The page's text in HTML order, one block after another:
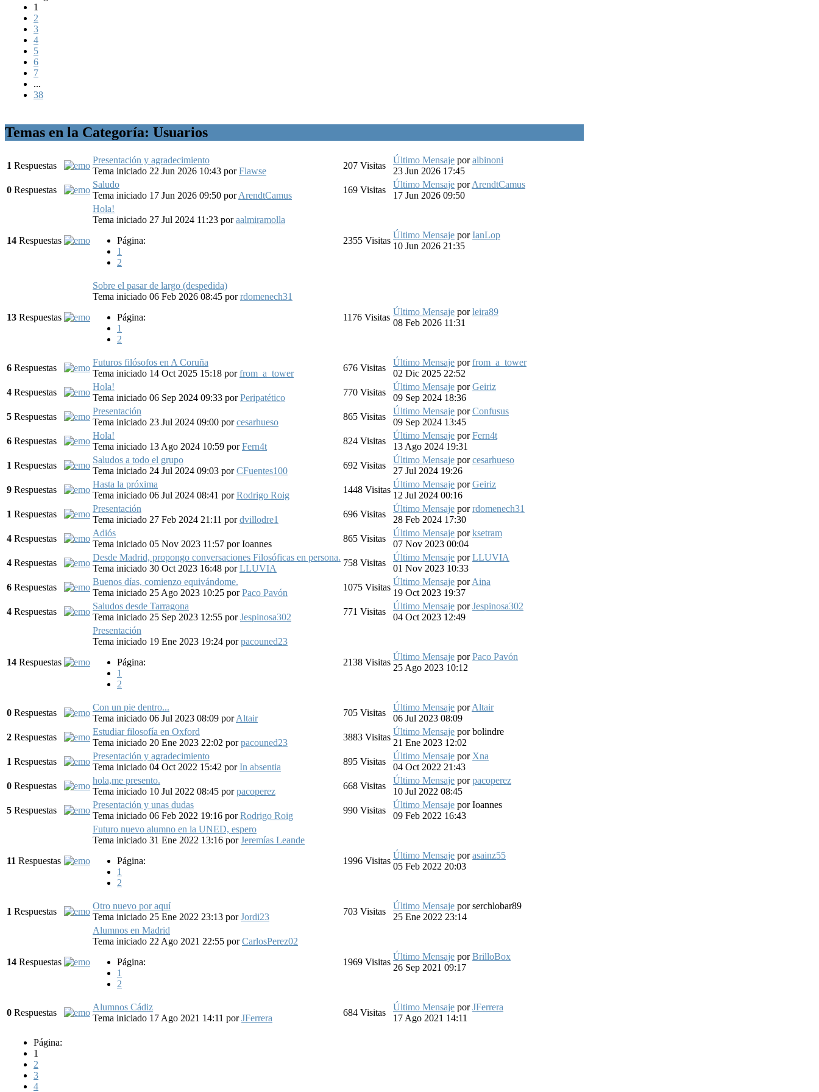
1
2
3
4
5
6
7
...
38
Temas en la Categoría: Usuarios
1 Respuestas
Presentación y agradecimiento
Tema iniciado 22 Jun 2026 10:43 porFlawse
207 Visitas
Último Mensaje poralbinoni
23 Jun 2026 17:45
0 Respuestas
Saludo
Tema iniciado 17 Jun 2026 09:50 porArendtCamus
169 Visitas
Último Mensaje porArendtCamus
17 Jun 2026 09:50
14 Respuestas
Hola!
Tema iniciado 27 Jul 2024 11:23 poraalmiramolla
Página:
1
2
2355 Visitas
Último Mensaje porIanLop
10 Jun 2026 21:35
13 Respuestas
Sobre el pasar de largo (despedida)
Tema iniciado 06 Feb 2026 08:45 porrdomenech31
Página:
1
2
1176 Visitas
Último Mensaje porleira89
08 Feb 2026 11:31
6 Respuestas
Futuros filósofos en A Coruña
Tema iniciado 14 Oct 2025 15:18 porfrom_a_tower
676 Visitas
Último Mensaje porfrom_a_tower
02 Dic 2025 22:52
4 Respuestas
Hola!
Tema iniciado 06 Sep 2024 09:33 porPeripatético
770 Visitas
Último Mensaje porGeiriz
09 Sep 2024 18:36
5 Respuestas
Presentación
Tema iniciado 23 Jul 2024 09:00 porcesarhueso
865 Visitas
Último Mensaje porConfusus
09 Sep 2024 13:45
6 Respuestas
Hola!
Tema iniciado 13 Ago 2024 10:59 porFern4t
824 Visitas
Último Mensaje porFern4t
13 Ago 2024 19:31
1 Respuestas
Saludos a todo el grupo
Tema iniciado 24 Jul 2024 09:03 porCFuentes100
692 Visitas
Último Mensaje porcesarhueso
27 Jul 2024 19:26
9 Respuestas
Hasta la próxima
Tema iniciado 06 Jul 2024 08:41 porRodrigo Roig
1448 Visitas
Último Mensaje porGeiriz
12 Jul 2024 00:16
1 Respuestas
Presentación
Tema iniciado 27 Feb 2024 21:11 pordvillodre1
696 Visitas
Último Mensaje porrdomenech31
28 Feb 2024 17:30
4 Respuestas
Adiós
Tema iniciado 05 Nov 2023 11:57 porIoannes
865 Visitas
Último Mensaje porksetram
07 Nov 2023 00:04
4 Respuestas
Desde Madrid, propongo conversaciones Filosóficas en persona.
Tema iniciado 30 Oct 2023 16:48 porLLUVIA
758 Visitas
Último Mensaje porLLUVIA
01 Nov 2023 10:33
6 Respuestas
Buenos días, comienzo equivándome.
Tema iniciado 25 Ago 2023 10:25 porPaco Pavón
1075 Visitas
Último Mensaje porAina
19 Oct 2023 19:37
4 Respuestas
Saludos desde Tarragona
Tema iniciado 25 Sep 2023 12:55 porJespinosa302
771 Visitas
Último Mensaje porJespinosa302
04 Oct 2023 12:49
14 Respuestas
Presentación
Tema iniciado 19 Ene 2023 19:24 porpacouned23
Página:
1
2
2138 Visitas
Último Mensaje porPaco Pavón
25 Ago 2023 10:12
0 Respuestas
Con un pie dentro...
Tema iniciado 06 Jul 2023 08:09 porAltair
705 Visitas
Último Mensaje porAltair
06 Jul 2023 08:09
2 Respuestas
Estudiar filosofía en Oxford
Tema iniciado 20 Ene 2023 22:02 porpacouned23
3883 Visitas
Último Mensaje porbolindre
21 Ene 2023 12:02
1 Respuestas
Presentación y agradecimiento
Tema iniciado 04 Oct 2022 15:42 porIn absentia
895 Visitas
Último Mensaje por Xna
04 Oct 2022 21:43
0 Respuestas
hola,me presento.
Tema iniciado 10 Jul 2022 08:45 porpacoperez
668 Visitas
Último Mensaje porpacoperez
10 Jul 2022 08:45
5 Respuestas
Presentación y unas dudas
Tema iniciado 06 Feb 2022 19:16 porRodrigo Roig
990 Visitas
Último Mensaje porIoannes
09 Feb 2022 16:43
11 Respuestas
Futuro nuevo alumno en la UNED, espero
Tema iniciado 31 Ene 2022 13:16 porJeremías Leande
Página:
1
2
1996 Visitas
Último Mensaje porasainz55
05 Feb 2022 20:03
1 Respuestas
Otro nuevo por aquí
Tema iniciado 25 Ene 2022 23:13 porJordi23
703 Visitas
Último Mensaje porserchlobar89
25 Ene 2022 23:14
14 Respuestas
Alumnos en Madrid
Tema iniciado 22 Ago 2021 22:55 porCarlosPerez02
Página:
1
2
1969 Visitas
Último Mensaje porBrilloBox
26 Sep 2021 09:17
0 Respuestas
Alumnos Cádiz
Tema iniciado 17 Ago 2021 14:11 porJFerrera
684 Visitas
Último Mensaje porJFerrera
17 Ago 2021 14:11
Página:
1
2
3
4